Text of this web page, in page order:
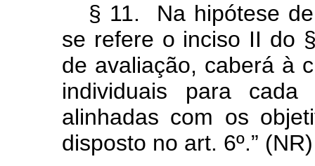
§ 11. Na hipótese
se refere o inciso II do
de avaliação, caberá à
individuais para
alinhadas com os
disposto no art. 6º.” (NR)